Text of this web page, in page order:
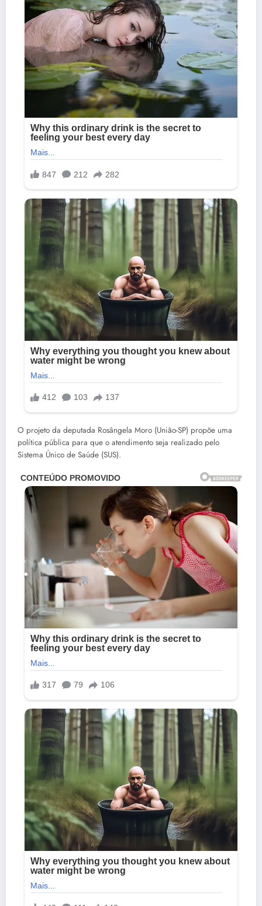
O projeto da deputada Rosângela Moro (União-SP) propõe uma
política pública para que o atendimento seja realizado pelo
Sistema Único de Saúde (SUS).